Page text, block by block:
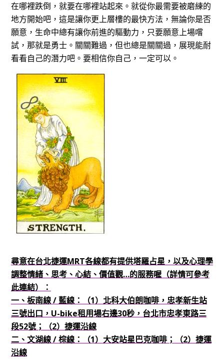
在哪裡跌倒，就要在哪裡站起來。就從你最需要被磨練的
地方開始吧，這是讓你更上層樓的最快方法，無論你是否
願意，生命中總有讓你前進的驅動力，只要願意上場嚐
試，那就是勇士。關關難過，但也總是關關過，展現能耐
看看自己的潛力吧。要相信你自己，一定可以。
尋意在台北捷運MRT各線都有提供塔羅占星，以及心理學
調整情緒、思考、心結、價值觀…的服務喔（詳情可參考
此連結）：
一、板南線 / 藍線：（1）北科大伯朗咖啡，忠孝新生站
三號出口，U-bike租用場右邊30秒，台北市忠孝東路三
段52號；（2）捷運沿線
二、文湖線 / 棕線：（1）大安站星巴克咖啡；
（2）捷運
沿線